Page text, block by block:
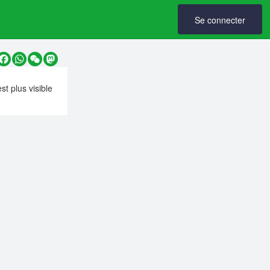
Se connecter
Facebook
WhatsApp
WeChatMastodon
plus visible